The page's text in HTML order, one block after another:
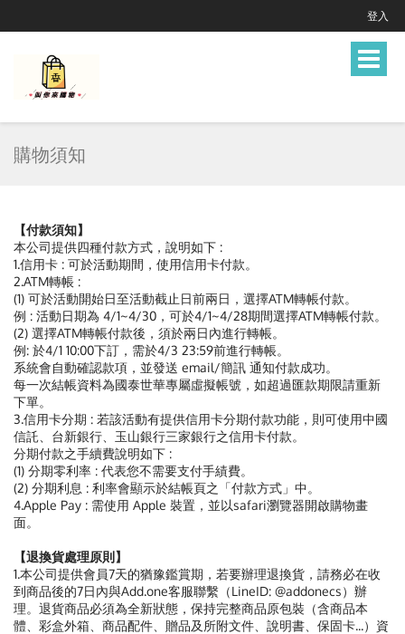
登入
Toggle
購物須知
【付款須知】
本公司提供四種付款方式，說明如下 :
1.信用卡 : 可於活動期間，使用信用卡付款。
2.ATM轉帳 :
(1) 可於活動開始日至活動截止日前兩日，選擇ATM轉帳付款。
例 : 活動日期為 4/1~4/30，可於4/1~4/28期間選擇ATM轉帳付款。
(2) 選擇ATM轉帳付款後，須於兩日內進行轉帳。
例: 於4/1 10:00下訂，需於4/3 23:59前進行轉帳。
系統會自動確認款項，並發送 email/簡訊 通知付款成功。
每一次結帳資料為國泰世華專屬虛擬帳號，如超過匯款期限請重新
下單。
3.信用卡分期 : 若該活動有提供信用卡分期付款功能，則可使用中國
信託、台新銀行、玉山銀行三家銀行之信用卡付款。
分期付款之手續費說明如下 :
(1) 分期零利率 : 代表您不需要支付手績費。
(2) 分期利息 : 利率會顯示於結帳頁之「付款方式」中。
4.Apple Pay : 需使用 Apple 裝置，並以safari瀏覽器開啟購物畫
面。
【退換貨處理原則】
1.本公司提供會員7天的猶豫鑑賞期，若要辦理退換貨，請務必在收
到商品後的7日內與Add.one客服聯繫（LineID: @addonecs）辦
理。退貨商品必須為全新狀態，保持完整商品原包裝（含商品本
體、彩盒外箱、商品配件、贈品及所附文件、說明書、保固卡...）資